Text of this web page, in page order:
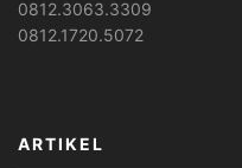
0812.3063.3309
0812.1720.5072
ARTIKEL